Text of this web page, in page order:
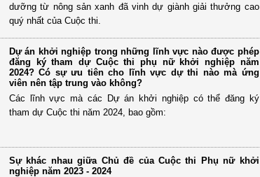
dưỡng từ nông sản xanh đã vinh dự giành giải thưởng cao
quý nhất của Cuộc thi.
Dự án khởi nghiệp trong những lĩnh vực nào được phép
đăng ký tham dự Cuộc thi phụ nữ khởi nghiệp năm
2024? Có sự ưu tiên cho lĩnh vực dự thi nào mà ứng
viên nên tập trung vào không?
Các lĩnh vực mà các Dự án khởi nghiệp có thể đăng ký
tham dự Cuộc thi năm 2024, bao gồm:
Sự khác nhau giữa Chủ đề của Cuộc thi Phụ nữ khởi
nghiệp năm 2023 - 2024